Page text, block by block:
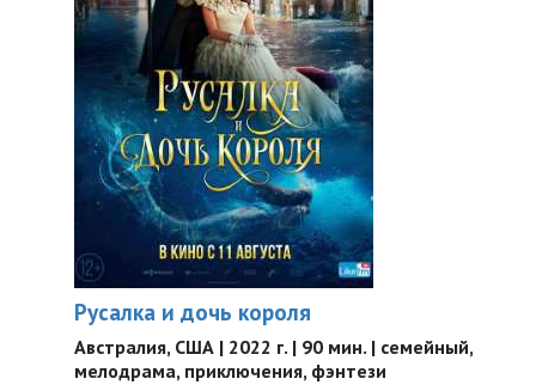
Русалка и дочь короля
Австралия, США | 2022 г. | 90 мин. | семейный,
мелодрама, приключения, фэнтези